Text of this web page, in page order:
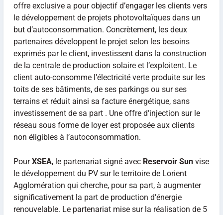
offre exclusive a pour objectif d’engager les clients vers
le développement de projets photovoltaïques dans un
but d’autoconsommation. Concrètement, les deux
partenaires développent le projet selon les besoins
exprimés par le client, investissent dans la construction
de la centrale de production solaire et l’exploitent. Le
client auto-consomme l’électricité verte produite sur les
toits de ses bâtiments, de ses parkings ou sur ses
terrains et réduit ainsi sa facture énergétique, sans
investissement de sa part . Une offre d’injection sur le
réseau sous forme de loyer est proposée aux clients
non éligibles à l’autoconsommation.
PourXSEA, le partenariat signé avec Reservoir Sunvise
le développement du PV sur le territoire de Lorient
Agglomération qui cherche, pour sa part, à augmenter
significativement la part de production d’énergie
renouvelable. Le partenariat mise sur la réalisation de 5